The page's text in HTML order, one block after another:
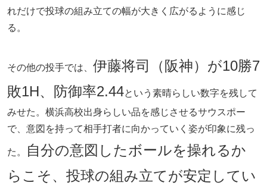
れだけで投球の組み立ての幅が大きく広がるように感じ
る。
その他の投手では、 伊藤将司（阪神）が10勝7
敗1H、防御率2.44という素晴らしい数字を残して
みせた。横浜高校出身らしい品を感じさせるサウスポー
で、意図を持って相手打者に向かっていく姿が印象に残っ
た。
自分の意図したボールを操れるか
らこそ、投球の組み立てが安定してい